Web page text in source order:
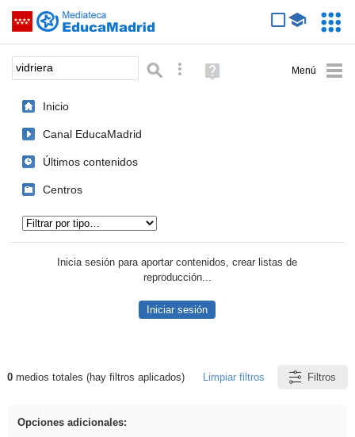
Saltar navegación
Palabra o frase: Búsqueda avanzada
Ayuda
(en
Inicio
Canal EducaMadrid
Últimos contenidos
Centros
Inicia sesión para aportar contenidos, crear listas de
reproducción...
Iniciar sesión
Resultados de: vidriera
0medios totales (hay filtros aplicados) Limpiar filtros Filtros
Opciones adicionales: